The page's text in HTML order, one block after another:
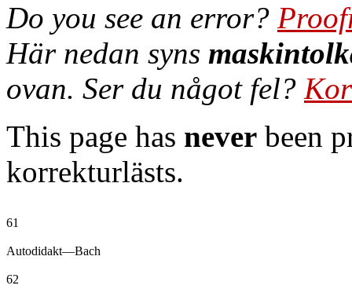
Do you see an error?
Här nedan syns
ovan. Ser du något fel?
This page has never been
korrekturlästs.
61
Autodidakt—Bach
62